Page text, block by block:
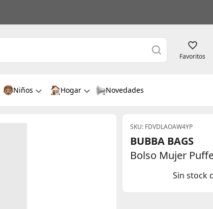
Favoritos
Niños Hogar Novedades
SKU: FDVDLAOAW4YP
BUBBA BAGS
Bolso Mujer
Sin stock